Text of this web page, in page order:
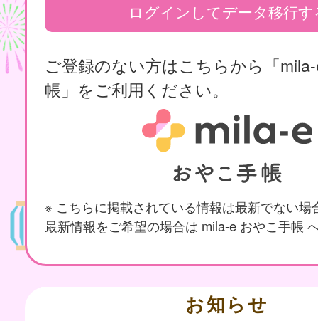
ログインしてデータ移行す
ご登録のない方はこちらから「
帳」をご利用ください。
※ こちらに掲載されている情報は最新でない場
最新情報をご希望の場合は mila-e おやこ手帳
お知らせ